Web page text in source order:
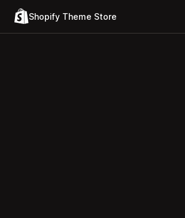
Shopify Theme Store